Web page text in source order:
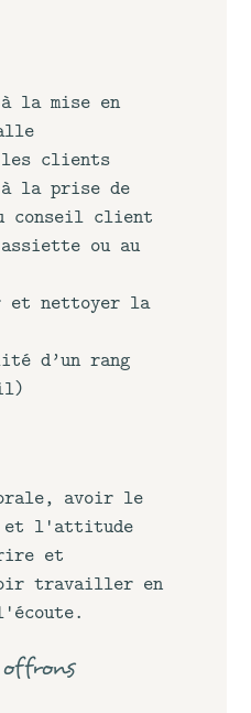
la mise en
clients
la prise de
conseil client
ou au
et nettoyer la
d’un rang
orale, avoir le
et l'attitude
et
travailler en
offrons